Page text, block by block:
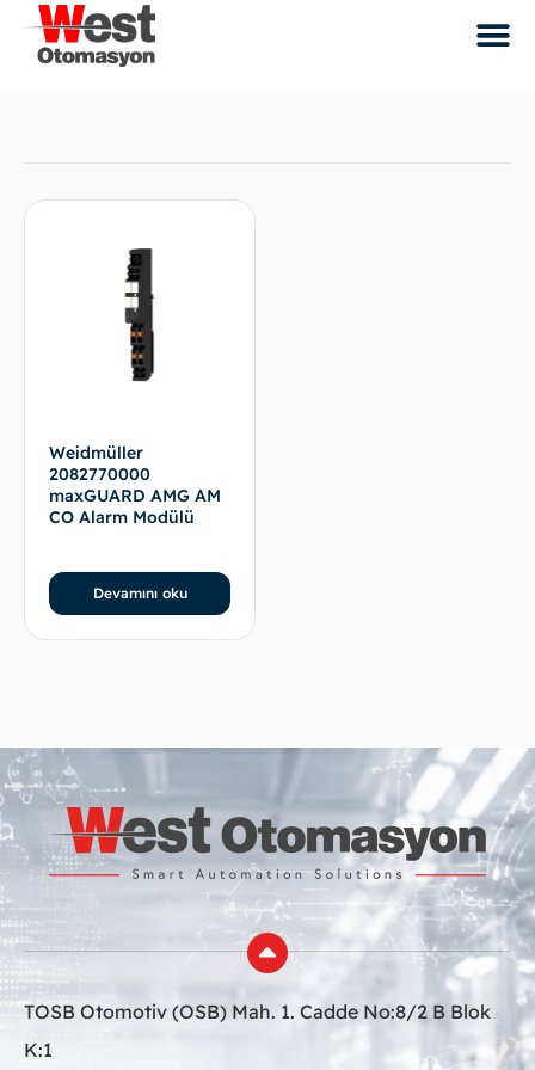
Weidmüller
2082770000
maxGUARD AMG AM
CO Alarm Modülü
Devamını oku
TOSB Otomotiv (OSB) Mah. 1. Cadde No:8/2 B Blok
K:1